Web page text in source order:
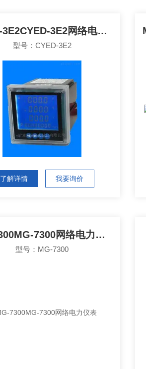
CYED-3E2CYED-3E2网络电力仪表
型号：CYED-3E2
了解详情 我要询价
MG-7300MG-7300网络电力仪表
型号：MG-7300